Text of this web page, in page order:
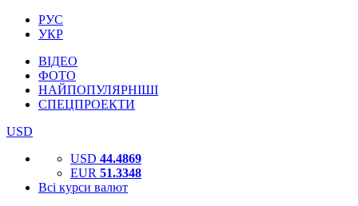
РУС
УКР
ВІДЕО
ФОТО
НАЙПОПУЛЯРНІШІ
СПЕЦПРОЕКТИ
USD
USD 44.4869
EUR 51.3348
Всі курси валют